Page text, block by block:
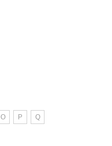
O P Q